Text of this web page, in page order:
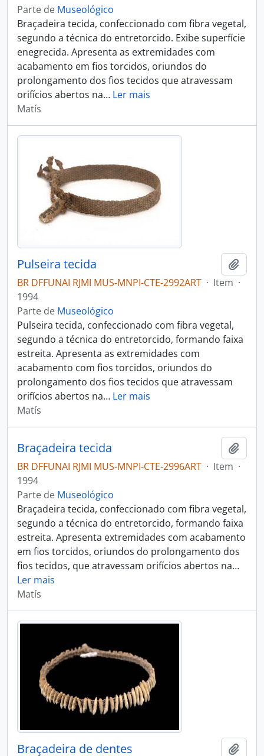
Parte de Museológico
Braçadeira tecida, confeccionado com fibra vegetal,
segundo a técnica do entretorcido. Exibe superfície
enegrecida. Apresenta as extremidades com
acabamento em fios torcidos, oriundos do
prolongamento dos fios tecidos que atravessam
orifícios abertos na… Ler mais
Matís
Pulseira tecida
BR DFFUNAI RJMI MUS-MNPI-CTE-2992ART · Item ·
1994
Parte de Museológico
Pulseira tecida, confeccionado com fibra vegetal,
segundo a técnica do entretorcido, formando faixa
estreita. Apresenta as extremidades com
acabamento com fios torcidos, oriundos do
prolongamento dos fios tecidos que atravessam
orifícios abertos na… Ler mais
Matís
Braçadeira tecida
BR DFFUNAI RJMI MUS-MNPI-CTE-2996ART · Item ·
1994
Parte de Museológico
Braçadeira tecida, confeccionado com fibra vegetal,
segundo a técnica do entretorcido, formando faixa
estreita. Apresenta extremidades com acabamento
em fios torcidos, oriundos do prolongamento dos
fios tecidos, que atravessam orifícios abertos na…
Ler mais
Matís
Braçadeira de dentes